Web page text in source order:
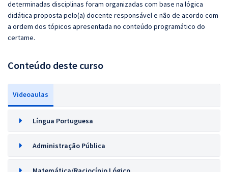
determinadas disciplinas foram organizadas com base na lógica
didática proposta pelo(a) docente responsável e não de acordo com
a ordem dos tópicos apresentada no conteúdo programático do
certame.
Conteúdo deste curso
Videoaulas
Língua Portuguesa
Administração Pública